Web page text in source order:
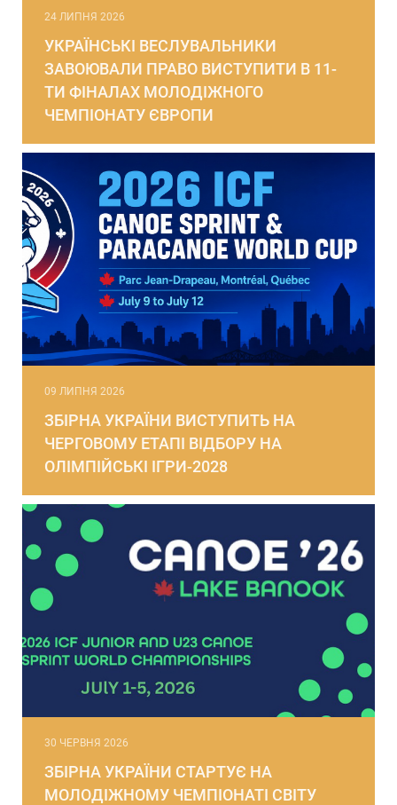
24 ЛИПНЯ 2026
УКРАЇНСЬКІ ВЕСЛУВАЛЬНИКИ
ЗАВОЮВАЛИ ПРАВО ВИСТУПИТИ В 11-
ТИ ФІНАЛАХ МОЛОДІЖНОГО
ЧЕМПІОНАТУ ЄВРОПИ
09 ЛИПНЯ 2026
ЗБІРНА УКРАЇНИ ВИСТУПИТЬ НА
ЧЕРГОВОМУ ЕТАПІ ВІДБОРУ НА
ОЛІМПІЙСЬКІ ІГРИ-2028
30 ЧЕРВНЯ 2026
ЗБІРНА УКРАЇНИ СТАРТУЄ НА
МОЛОДІЖНОМУ ЧЕМПІОНАТІ СВІТУ